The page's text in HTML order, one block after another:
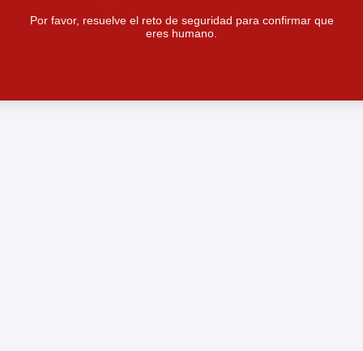
Por favor, resuelve el reto de seguridad para confirmar que
eres humano.